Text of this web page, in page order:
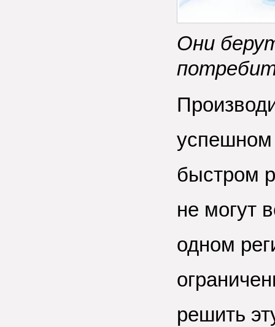
Они
успешном
быстром
не могут
одном
решить